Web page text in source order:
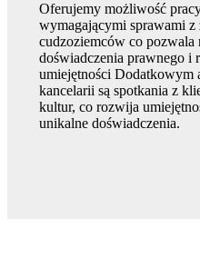
Oferujemy możliwość
wymagającymi sprawami z
cudzoziemców co pozwala
doświadczenia prawnego i
umiejętności Dodatkowym
kancelarii są spotkania z
kultur, co rozwija
unikalne doświadczenia.